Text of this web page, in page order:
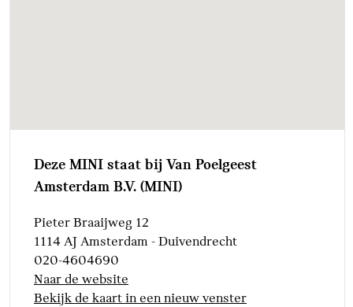
Deze MINI staat bij Van Poelgeest
Amsterdam B.V. (MINI)
Pieter Braaijweg 12
1114 AJ Amsterdam - Duivendrecht
020-4604690
Naar de website
Bekijk de kaart in een nieuw venster